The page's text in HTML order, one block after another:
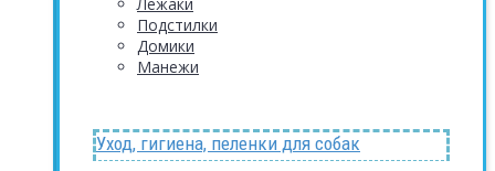
Подстилки
Домики
Манежи
Уход, гигиена, пеленки для собак